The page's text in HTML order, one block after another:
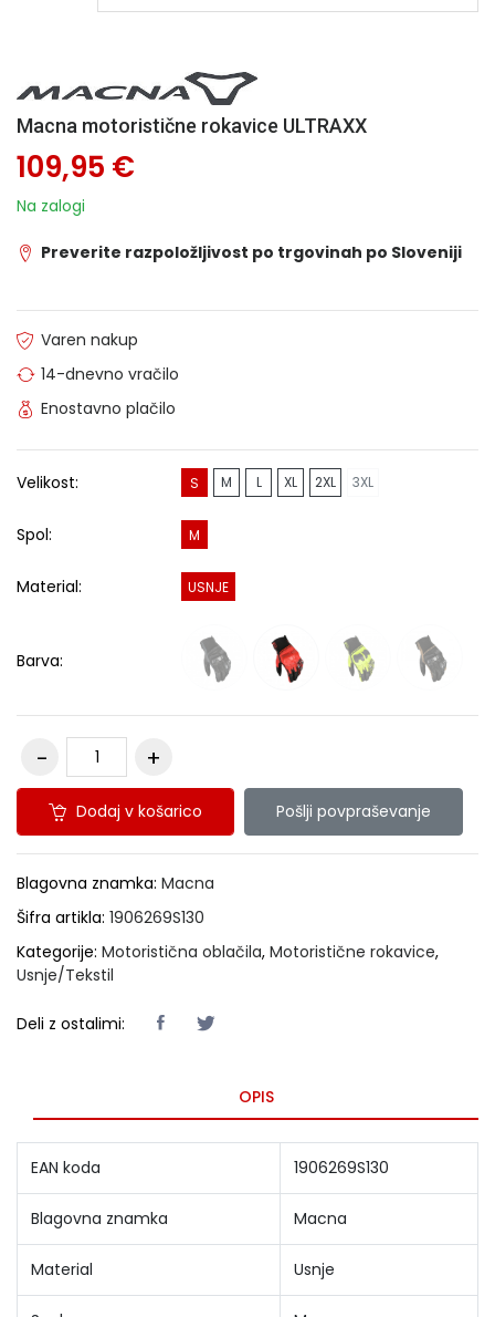
Macna motoristične rokavice ULTRAXX
109,95 €
Na zalogi
Preverite razpoložljivost po trgovinah po Sloveniji
Varen nakup
14-dnevno vračilo
Enostavno plačilo
Velikost: S M L XL 2XL 3XL
Spol: M
Material: USNJE
Barva:
Dodaj v košarico Pošlji povpraševanje
Blagovna znamka: Macna
Šifra artikla: 1906269S130
Kategorije: Motoristična oblačila, Motoristične rokavice,
Usnje/Tekstil
Deli z ostalimi:
OPIS
EAN koda 1906269S130
Blagovna znamka Macna
Material Usnje